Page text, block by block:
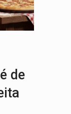
durante abordagem da Força
morre em
de